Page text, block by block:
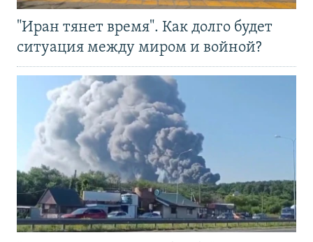
"Иран тянет время". Как долго будет
ситуация между миром и войной?